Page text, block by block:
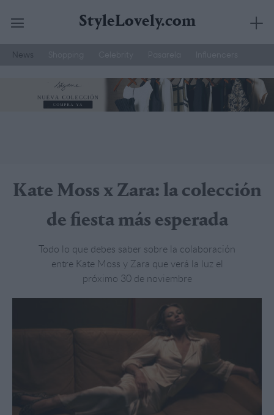
contenido
StyleLovely.com
News
Street Style Moda Hombre
Kate Moss x Zara: la colección
de fiesta más esperada
Todo lo que debes saber sobre la colaboración
entre Kate Moss y Zara que verá la luz el
próximo 30 de noviembre